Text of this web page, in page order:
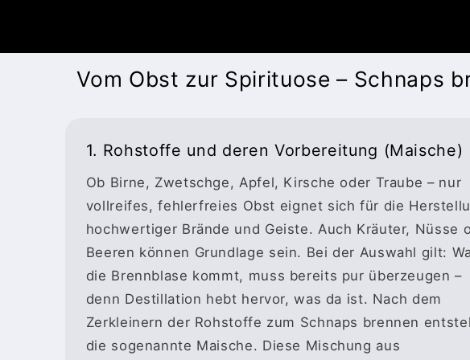
Vom Obst zur Spirituose – Schnaps
1. Rohstoffe und deren Vorbereitung (Maische)
Ob Birne, Zwetschge, Apfel, Kirsche oder Traube – nur
vollreifes, fehlerfreies Obst eignet sich für die
hochwertiger Brände und Geiste. Auch Kräuter, Nüsse
Beeren können Grundlage sein. Bei der Auswahl gilt:
die Brennblase kommt, muss bereits pur überzeugen –
denn Destillation hebt hervor, was da ist. Nach dem
Zerkleinern der Rohstoffe zum Schnaps brennen
die sogenannte Maische. Diese Mischung aus